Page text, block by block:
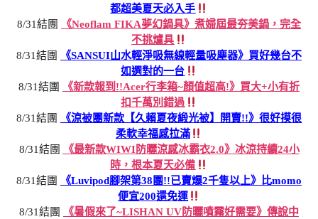
都超美夏天必入手
8/31結團
《Neoflam FIKA夢幻鍋具》煮婦屆最夯美鍋，完全
不挑爐具
8/31結團
《SANSUI山水輕淨吸無線輕量吸塵器》買好幾台不
如選對的一台
8/31結團
《新款報到!!Acer行李箱~顏值超高!》買大+小有折
扣千萬別錯過
8/31結團
《涼被團新款【久賴夏夜緞光被】開賣!!》很好摸很
柔軟幸福感拉滿
8/31結團
《最新款WIWI防曬涼感冰霸衣2.0》冰涼持續24小
時，根本夏天必備
8/31結團
《Luvipod腳架第38團!!已賣爆2千隻以上》比momo
便宜200還免運
8/31結團
《暑假來了~LISHAN UV防曬噴霧好需要》傳說中